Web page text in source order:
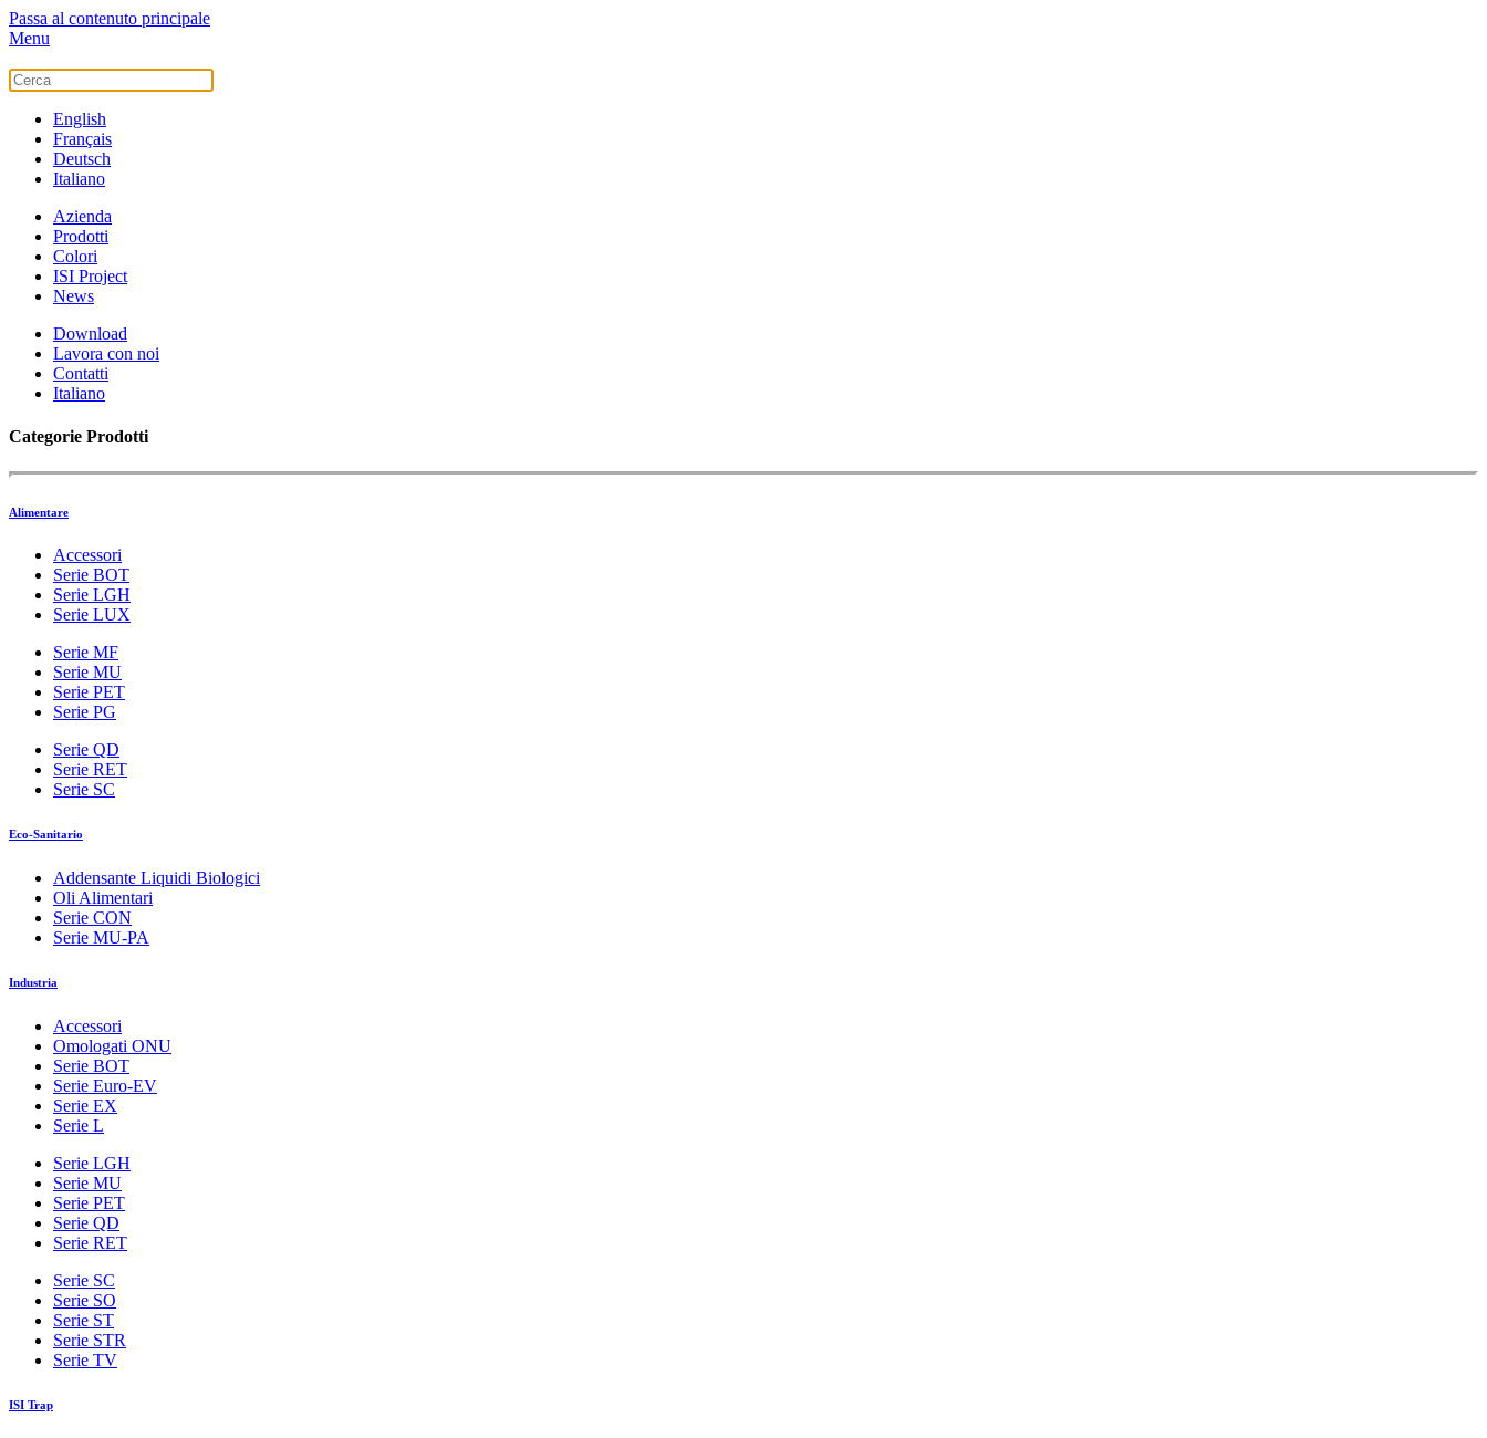
Passa al contenuto principale
Menu
English
Français
Deutsch
Italiano
Azienda
Prodotti
Colori
ISI Project
News
Download
Lavora con noi
Contatti
Italiano
Categorie Prodotti
Alimentare
Accessori
Serie BOT
Serie LGH
Serie LUX
Serie MF
Serie MU
Serie PET
Serie PG
Serie QD
Serie RET
Serie SC
Eco-Sanitario
Addensante Liquidi Biologici
Oli Alimentari
Serie CON
Serie MU-PA
Industria
Accessori
Omologati ONU
Serie BOT
Serie Euro-EV
Serie EX
Serie L
Serie LGH
Serie MU
Serie PET
Serie QD
Serie RET
Serie SC
Serie SO
Serie ST
Serie STR
Serie TV
ISI Trap